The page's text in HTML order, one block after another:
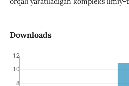
Downloads